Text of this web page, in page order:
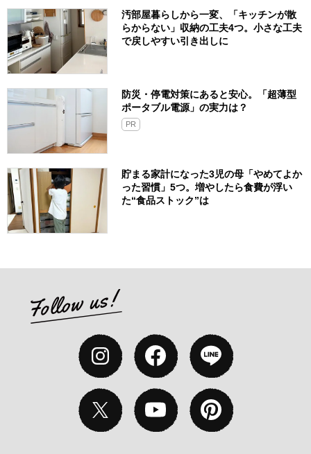
汚部屋暮らしから一変、「キッチンが散
らからない」収納の工夫4つ。小さな工夫
で戻しやすい引き出しに
防災・停電対策にあると安心。「超薄型
ポータブル電源」の実力は？​
PR
貯まる家計になった3児の母「やめてよか
った習慣」5つ。増やしたら食費が浮い
た“食品ストック”は